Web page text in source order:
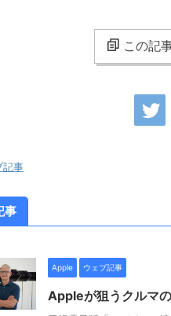
この記
記事
事
Apple ウェブ記事
Appleが狙うクルマ